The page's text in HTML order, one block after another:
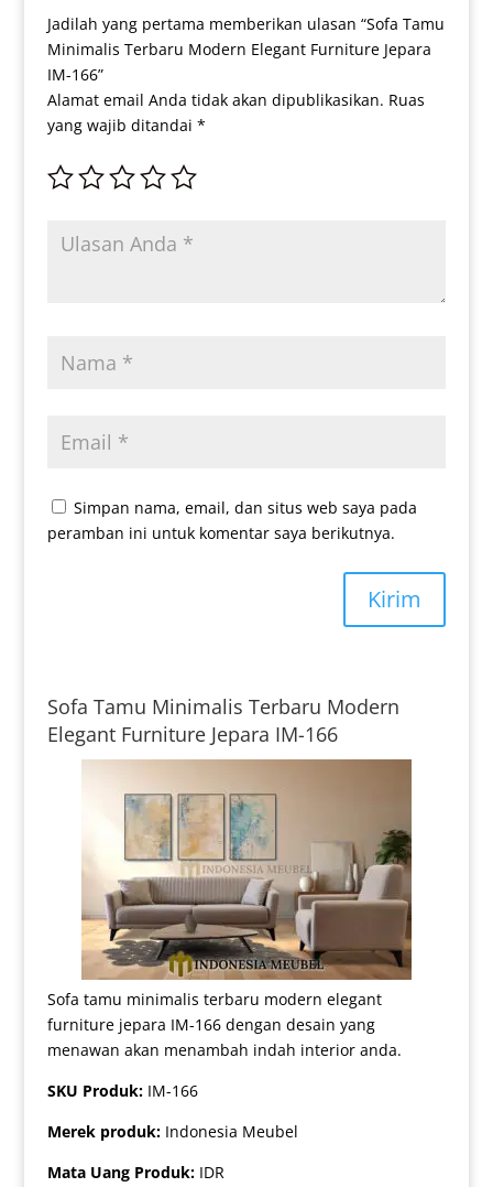
Jadilah yang pertama memberikan ulasan “Sofa Tamu
Minimalis Terbaru Modern Elegant Furniture Jepara
IM-166”
Alamat email Anda tidak akan dipublikasikan. Ruas
yang wajib ditandai *
Simpan nama, email, dan situs web saya pada
peramban ini untuk komentar saya berikutnya.
Kirim
Sofa Tamu Minimalis Terbaru Modern
Elegant Furniture Jepara IM-166
Sofa tamu minimalis terbaru modern elegant
furniture jepara IM-166 dengan desain yang
menawan akan menambah indah interior anda.
SKU Produk: IM-166
Merek produk: Indonesia Meubel
Mata Uang Produk: IDR